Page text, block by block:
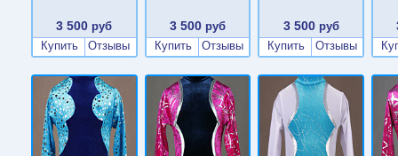
3 500 руб
Купить
Отзывы
3 500 руб
Купить
Отзывы
3 500руб
Купить
Отзывы